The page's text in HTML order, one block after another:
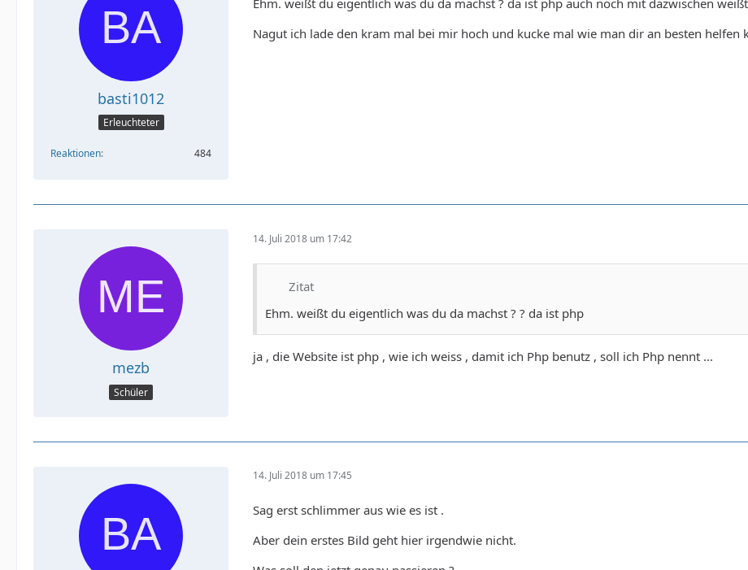
basti1012
Erleuchteter
Reaktionen 484
Ehm. weißt du eigentlich was du da machst ? da ist php auch noch mit dazwischen
Nagut ich lade den kram mal bei mir hoch und kucke mal wie man dir an besten helfen
mezb
Schüler
14. Juli 2018 um 17:42
Zitat
Ehm. weißt du eigentlich was du da machst ? ? da ist php
ja , die Website ist php , wie ich weiss , damit ich Php benutz , soll ich Php nennt ...
14. Juli 2018 um 17:45
Sag erst schlimmer aus wie es ist .
Aber dein erstes Bild geht hier irgendwie nicht.